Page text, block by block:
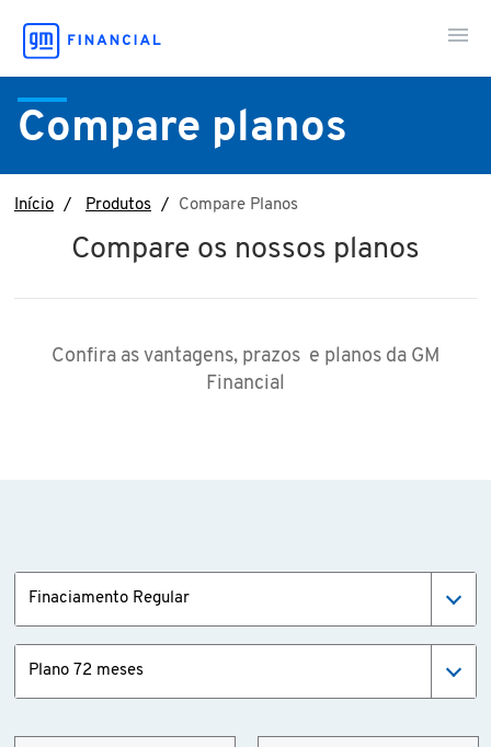
Fale Conosco
Minha Conta
Meu Consórcio
Compare planos
Início Produtos Compare Planos
Compare os nossos planos
Confira as vantagens, prazos e planos da GM
Financial
Finaciamento Regular
Plano 72 meses